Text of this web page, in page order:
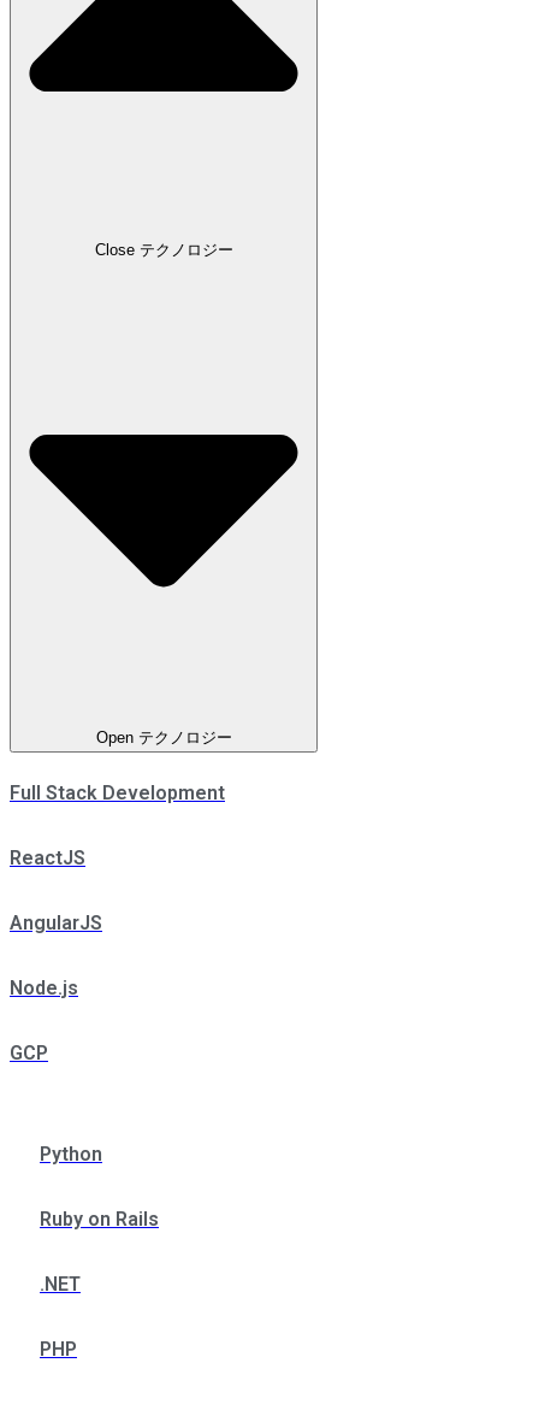
Close テクノロジー
Open テクノロジー
Full Stack Development
ReactJS
AngularJS
Node.js
GCP
Python
Ruby on Rails
.NET
PHP